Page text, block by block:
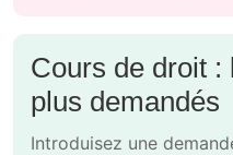
Cours de droit
plus demandés
Introduisez une